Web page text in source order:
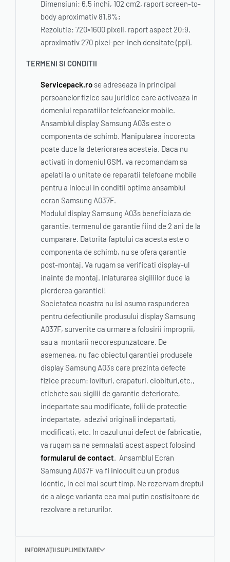
Dimensiuni: 6.5 inchi, 102 cm2, raport screen-to-
body aproximativ 81.8%;
Rezolutie: 720×1600 pixeli, raport aspect 20:9,
aproximativ 270 pixel-per-inch densitate (ppi).
TERMENI SI CONDITII
Servicepack.ro se adreseaza in principal
persoanelor fizice sau juridice care activeaza in
domeniul reparatiilor telefoanelor mobile.
Ansamblul display Samsung A03s este o
componenta de schimb. Manipularea incorecta
poate duce la deteriorarea acesteia. Daca nu
activati in domeniul GSM, va recomandam sa
apelati la o unitate de reparatii telefoane mobile
pentru a inlocui in conditii optime ansamblul
ecran Samsung A037F.
Modulul display Samsung A03s beneficiaza de
garantie, termenul de garantie fiind de 2 ani de la
cumparare. Datorita faptului ca acesta este o
componenta de schimb, nu se ofera garantie
post-montaj. Va rugam sa verificati display-ul
inainte de montaj. Inlaturarea sigiliilor duce la
pierderea garantiei!
Societatea noastra nu isi asuma raspunderea
pentru defectiunile produsului display Samsung
A037F, survenite ca urmare a folosirii improprii,
sau a montarii necorespunzatoare. De
asemenea, nu fac obiectul garantiei produsele
display Samsung A03s care prezinta defecte
fizice precum: lovituri, crapaturi, ciobituri,etc.,
etichete sau sigilii de garantie deteriorate,
indepartate sau modificate, folii de protectie
indepartate, adezivi originali indepartati,
modificati, etc. In cazul unui defect de fabricatie,
va rugam sa ne semnalati acest aspect folosind
formularul de contact. Ansamblul Ecran
Samsung A037F va fi inlocuit cu un produs
identic, in cel mai scurt timp. Ne rezervam dreptul
de a alege varianta cea mai putin costisitoare de
rezolvare a retururilor.
INFORMAȚII SUPLIMENTARE